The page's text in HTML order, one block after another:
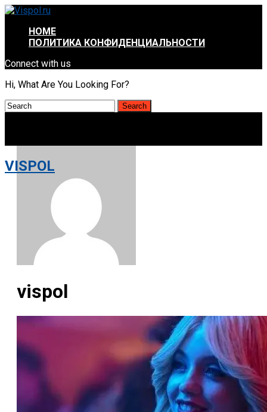
HOME
ПОЛИТИКА КОНФИДЕНЦИАЛЬНОСТИ
Connect with us
Hi, What Are You Looking For?
VISPOL
vispol